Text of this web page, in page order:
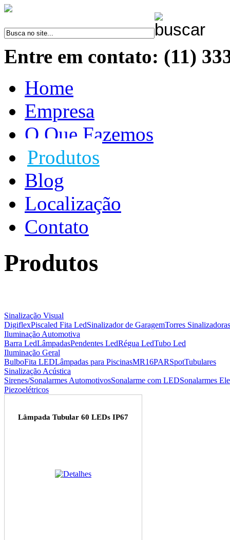
Entre em contato: (11)
Home
Empresa
O Que Fazemos
Produtos
Blog
Localização
Contato
Produtos
Sinalização Visual
DigiflexPiscaled Fita LedSinalizador de GaragemTorres Sinalizadoras
Iluminação Automotiva
Barra LedLâmpadasPendentes LedRégua LedTubo Led
Iluminação Geral
BulboFita LEDLâmpadas para PiscinasMR16PARSpotTubulares
Sinalização Acústica
Sirenes/Sonalarmes AutomotivosSonalarme com LEDSonalarmes
Piezoelétricos
Lâmpada Tubular 60 LEDs IP67